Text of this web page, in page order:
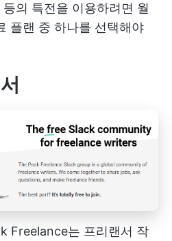
의 특전을 이용하려면 월
플랜 중 하나를 선택해야
Freelance는 프리랜서 작